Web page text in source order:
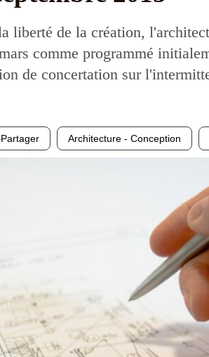
liberté de la création,
comme programmé
de concertation sur
Partager Architecture - Conception